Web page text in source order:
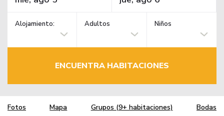
Alojamiento: Adultos Niños
ENCUENTRA HABITACIONES
Fotos Mapa Grupos (9+ habitaciones) Bodas